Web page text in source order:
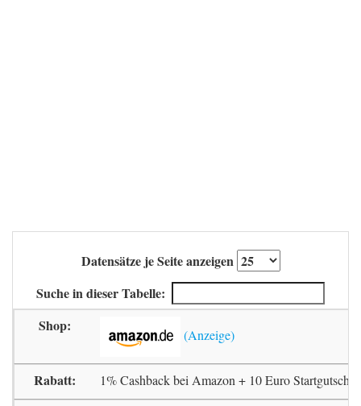
Datensätze je Seite anzeigen
Suche in dieser Tabelle:
1% Cashback bei Amazon + 10 Euro